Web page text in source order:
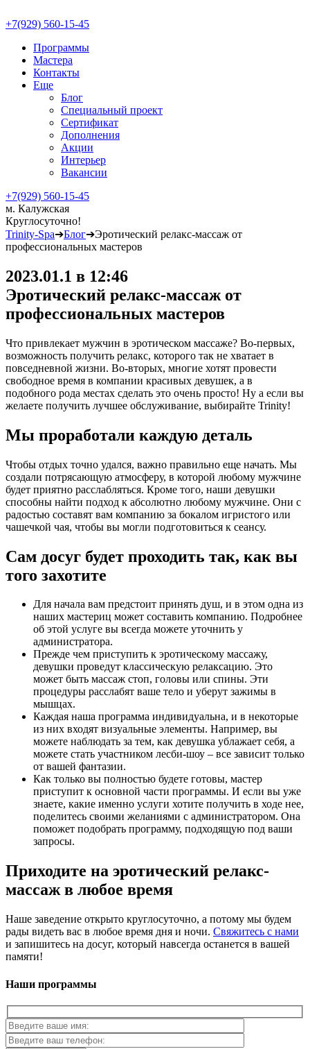
+7(929) 560-15-45
Программы
Мастера
Контакты
Еще
Блог
Специальный проект
Сертификат
Дополнения
Акции
Интерьер
Вакансии
+7(929) 560-15-45
м. Калужская
Круглосуточно!
Trinity-Spa➔Блог➔Эротический релакс-массаж от
профессиональных мастеров
2023.01.1 в 12:46
Эротический релакс-массаж от
профессиональных мастеров
Что привлекает мужчин в эротическом массаже? Во-первых,
возможность получить релакс, которого так не хватает в
повседневной жизни. Во-вторых, многие хотят провести
свободное время в компании красивых девушек, а в
подобного рода местах сделать это очень просто! Ну а если вы
желаете получить лучшее обслуживание, выбирайте Trinity!
Мы проработали каждую деталь
Чтобы отдых точно удался, важно правильно еще начать. Мы
создали потрясающую атмосферу, в которой любому мужчине
будет приятно расслабляться. Кроме того, наши девушки
способны найти подход к абсолютно любому мужчине. Они с
радостью составят вам компанию за бокалом игристого или
чашечкой чая, чтобы вы могли подготовиться к сеансу.
Сам досуг будет проходить так, как вы
того захотите
Для начала вам предстоит принять душ, и в этом одна из
наших мастериц может составить компанию. Подробнее
об этой услуге вы всегда можете уточнить у
администратора.
Прежде чем приступить к эротическому массажу,
девушки проведут классическую релаксацию. Это
может быть массаж стоп, головы или спины. Эти
процедуры расслабят ваше тело и уберут зажимы в
мышцах.
Каждая наша программа индивидуальна, и в некоторые
из них входят визуальные элементы. Например, вы
можете наблюдать за тем, как девушка ублажает себя, а
можете стать участником лесби-шоу – все зависит только
от вашей фантазии.
Как только вы полностью будете готовы, мастер
приступит к основной части программы. И если вы уже
знаете, какие именно услуги хотите получить в ходе нее,
поделитесь своими желаниями с администратором. Она
поможет подобрать программу, подходящую под ваши
запросы.
Приходите на эротический релакс-
массаж в любое время
Наше заведение открыто круглосуточно, а потому мы будем
рады видеть вас в любое время дня и ночи. Свяжитесь с нами
и запишитесь на досуг, который навсегда останется в вашей
памяти!
Наши программы